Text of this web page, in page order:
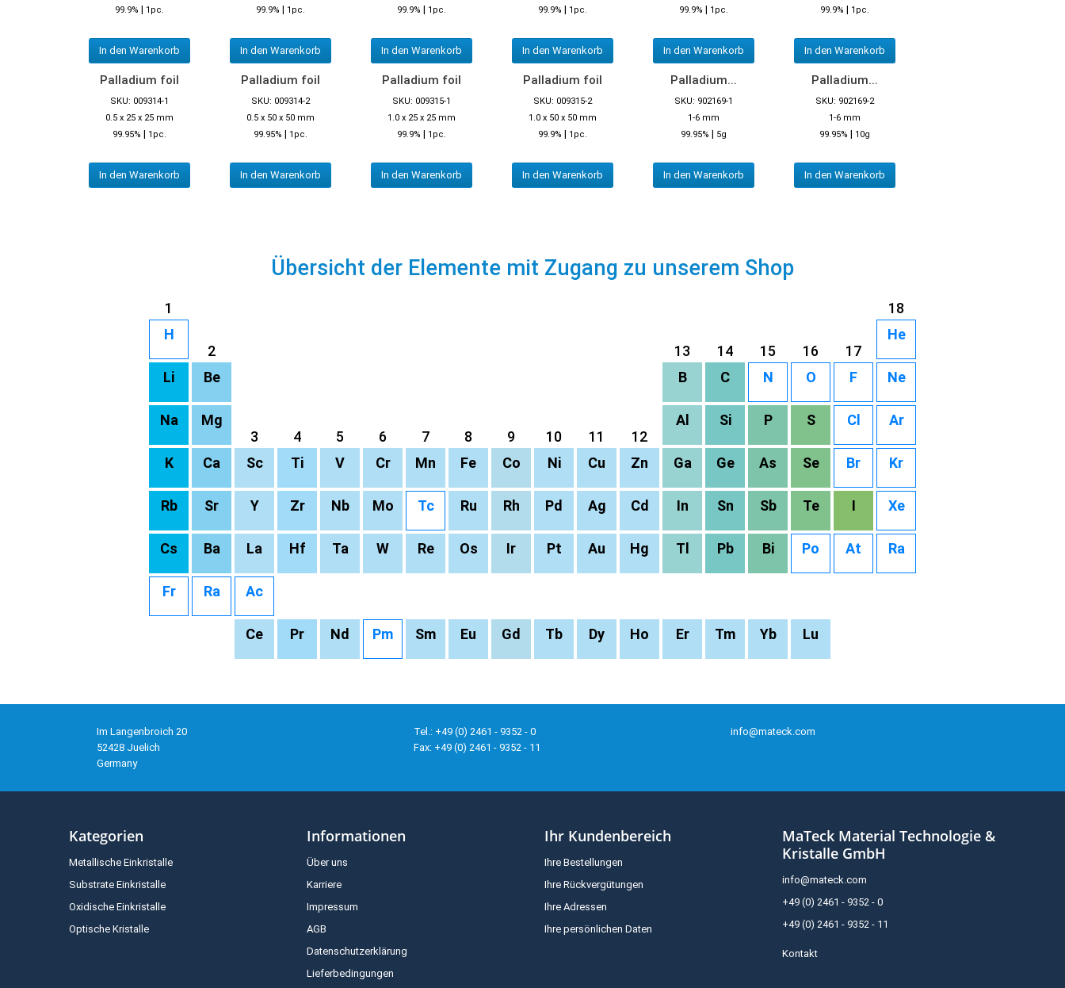
99.9% | 1pc.
In den Warenkorb
99.9% | 1pc.
In den Warenkorb
99.9% | 1pc.
In den Warenkorb
99.9% | 1pc.
In den Warenkorb
99.9% | 1pc.
In den Warenkorb
99.9% | 1pc.
In den Warenkorb
Palladium foil
SKU: 009314-1
0.5 x 25 x 25 mm
99.95% | 1pc.
In den Warenkorb
Palladium foil
SKU: 009314-2
0.5 x 50 x 50 mm
99.95% | 1pc.
In den Warenkorb
Palladium foil
SKU: 009315-1
1.0 x 25 x 25 mm
99.9% | 1pc.
In den Warenkorb
Palladium foil
SKU: 009315-2
1.0 x 50 x 50 mm
99.9% | 1pc.
In den Warenkorb
Palladium...
SKU: 902169-1
1-6 mm
99.95% | 5g
In den Warenkorb
Palladium...
SKU: 902169-2
1-6 mm
99.95% | 10g
In den Warenkorb
Übersicht der Elemente mit Zugang zu unserem Shop
1
18
H
2
13 14 15 16 17
He
Li Be B C N O F Ne
Na
Mg
3
4 5 6 7 8 9 10 11 12
Al Si P S Cl Ar
K Ca Sc Ti V Cr Mn Fe Co Ni Cu Zn Ga Ge As Se Br Kr
Rb Sr Y Zr Nb Mo Tc Ru Rh Pd Ag Cd In Sn Sb Te I Xe
Cs Ba La Hf Ta W Re Os Ir Pt Au Hg Tl Pb Bi Po At Ra
Fr Ra Ac
Ce Pr Nd Pm Sm Eu Gd Tb Dy Ho Er Tm Yb Lu
Im Langenbroich 20
52428 Juelich
Germany
Tel.: +49 (0) 2461 - 9352 - 0
Fax: +49 (0) 2461 - 9352 - 11
info@mateck.com
Kategorien
Metallische Einkristalle
Substrate Einkristalle
Oxidische Einkristalle
Optische Kristalle
Informationen
Über uns
Karriere
Impressum
AGB
Datenschutzerklärung
Lieferbedingungen
Ihr Kundenbereich
Ihre Bestellungen
Ihre Rückvergütungen
Ihre Adressen
Ihre persönlichen Daten
MaTeck Material Technologie &
Kristalle GmbH
info@mateck.com
+49 (0) 2461 - 9352 - 0
+49 (0) 2461 - 9352 - 11
Kontakt